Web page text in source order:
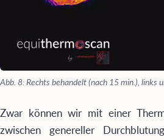
Abb. 8: Rechts behandelt (nach 15 min.), links
Zwar können wir mit einer
zwischen genereller